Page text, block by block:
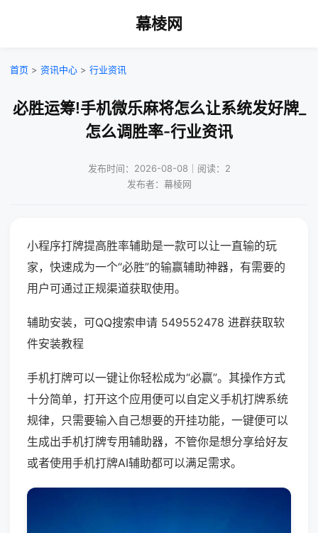
幕棱网
首页 > 资讯中心 > 行业资讯
必胜运筹!手机微乐麻将怎么让系统发好牌_
怎么调胜率-行业资讯
发布时间：2026-08-08｜阅读：2
发布者：幕棱网
小程序打牌提高胜率辅助是一款可以让一直输的玩
家，快速成为一个“必胜”的输赢辅助神器，有需要的
用户可通过正规渠道获取使用。
辅助安装，可QQ搜索申请 549552478 进群获取软
件安装教程
手机打牌可以一键让你轻松成为“必赢”。其操作方式
十分简单，打开这个应用便可以自定义手机打牌系统
规律，只需要输入自己想要的开挂功能，一键便可以
生成出手机打牌专用辅助器，不管你是想分享给好友
或者使用手机打牌AI辅助都可以满足需求。